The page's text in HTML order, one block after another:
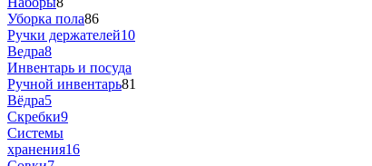
Уборка пола86
Ручки держателей10
Ведра8
Инвентарь и посуда
Ручной инвентарь81
Вёдра5
Скребки9
Системы
хранения16